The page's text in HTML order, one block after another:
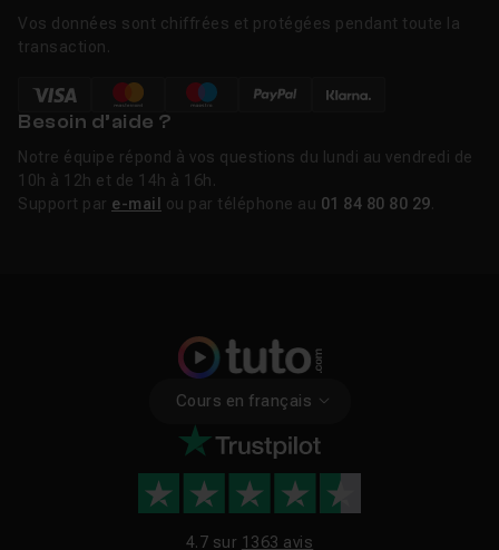
Vos données sont chiffrées et protégées pendant toute la
transaction.
Besoin d’aide ?
Notre équipe répond à vos questions du lundi au vendredi de
10h à 12h et de 14h à 16h.
Support par e-mail ou par téléphone au 01 84 80 80 29
Cours en français
4.7 sur 1363 avis